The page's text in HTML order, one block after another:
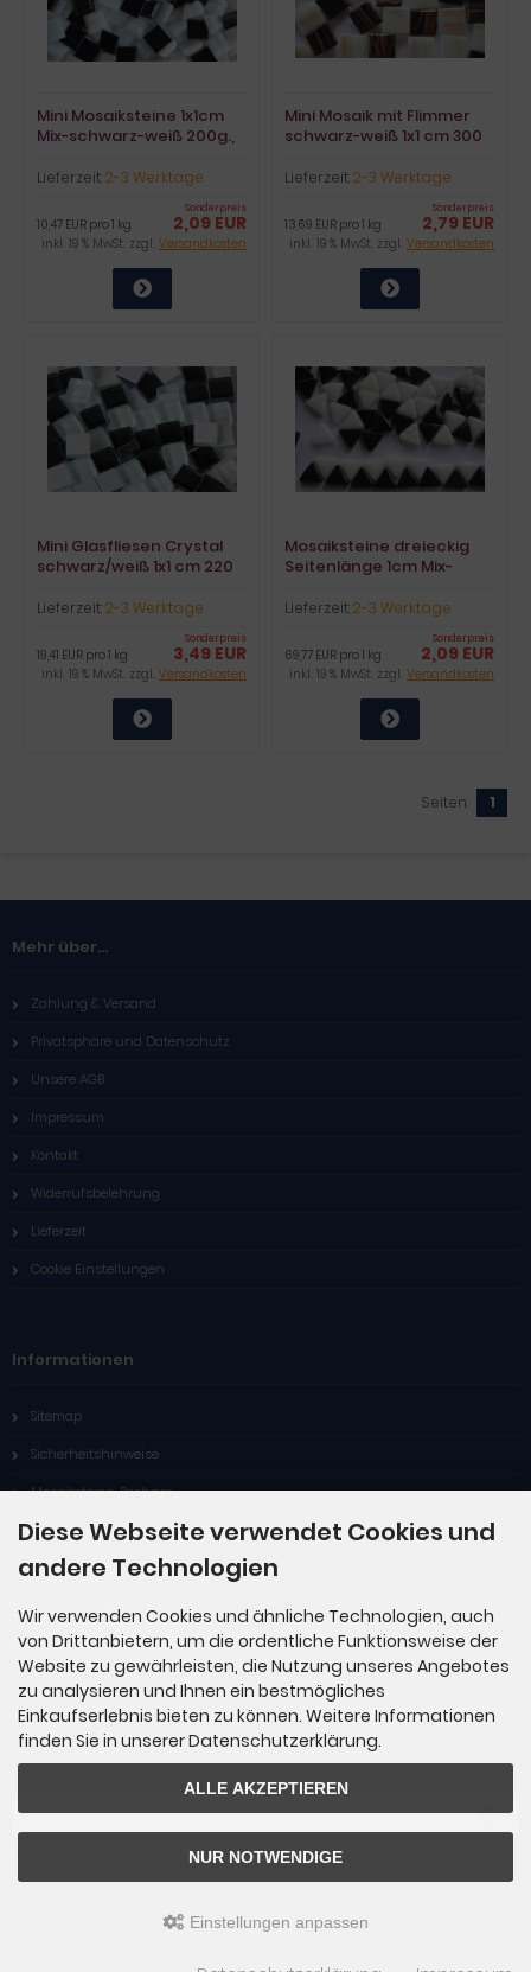
Mini Mosaiksteine 1x1cm
Mix-schwarz-weiß 200g.,
Lieferzeit:2-3 Werktage
Sonderpreis
2,09 EUR
10,47 EUR pro 1 kg
inkl. 19 % MwSt. zzgl. Versandkosten
Mini Mosaik mit Flimmer
schwarz-weiß 1x1 cm 300
Lieferzeit:2-3 Werktage
Sonderpreis
2,79 EUR
13,69 EUR pro 1 kg
inkl. 19 % MwSt. zzgl. Versandkosten
Mini Glasfliesen Crystal
schwarz/weiß 1x1 cm 220
Lieferzeit:2-3 Werktage
Sonderpreis
3,49 EUR
19,41 EUR pro 1 kg
inkl. 19 % MwSt. zzgl. Versandkosten
Mosaiksteine dreieckig
Seitenlänge 1cm Mix-
Lieferzeit:2-3 Werktage
Sonderpreis
2,09 EUR
69,77 EUR pro 1 kg
inkl. 19 % MwSt. zzgl. Versandkosten
Seiten: 1
Mehr über...
Zahlung & Versand
Privatsphäre und Datenschutz
Unsere AGB
Impressum
Kontakt
Widerrufsbelehrung
Lieferzeit
Cookie Einstellungen
Informationen
Sitemap
Sicherheitshinweise
Mosaiksteine-Rechner
Service
Fragen & Antworten
Hilfe zu Gutscheinen
Widerrufsformular
Newsletter-Anmeldung
Der Newsletter kann jederzeit hier oder in Ihrem Kundenkonto abbestellt werden.
Diese Webseite verwendet Cookies und
andere Technologien
Wir verwenden Cookies und ähnliche Technologien, auch
von Drittanbietern, um die ordentliche Funktionsweise der
Website zu gewährleisten, die Nutzung unseres Angebotes
zu analysieren und Ihnen ein bestmögliches
Einkaufserlebnis bieten zu können. Weitere Informationen
finden Sie in unserer Datenschutzerklärung.
ALLE AKZEPTIEREN
NUR NOTWENDIGE
Einstellungen anpassen